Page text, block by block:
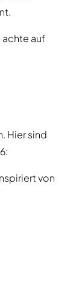
auf
Hier sind
von